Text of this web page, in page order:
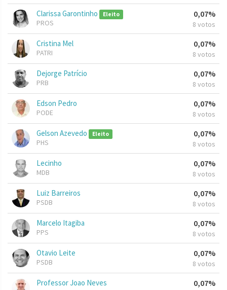
Clarissa Garontinho Eleito
PROS
0,07%
8 votos
Cristina Mel
PATRI
0,07%
8 votos
Dejorge Patrício
PRB
0,07%
8 votos
Edson Pedro
PODE
0,07%
8 votos
Gelson Azevedo Eleito
PHS
0,07%
8 votos
Lecinho
MDB
0,07%
8 votos
Luiz Barreiros
PSDB
0,07%
8 votos
Marcelo Itagiba
PPS
0,07%
8 votos
Otavio Leite
PSDB
0,07%
8 votos
Professor Joao Neves 0,07%